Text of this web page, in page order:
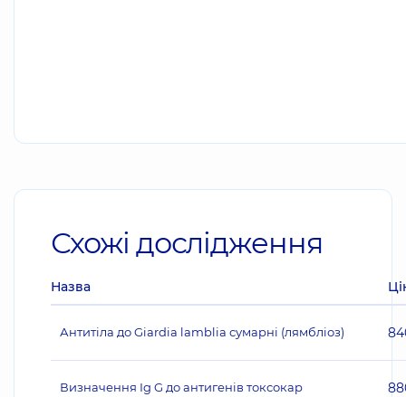
Схожі дослідження
Назва
Антитіла до Giardia lamblia сумарні (лямбліоз)
Визначення Ig G до антигенів токсокар